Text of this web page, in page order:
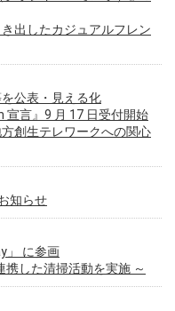
出したカジュアルフレン
公表・見える化
宣言』9 月 17 日受付開始
創生テレワークへの関心
知らせ
」 に参画
した清掃活動を実施 ～